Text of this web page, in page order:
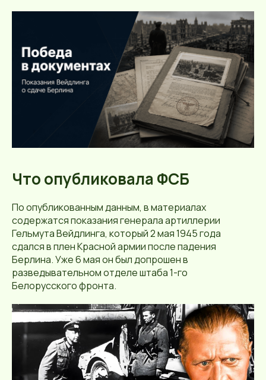
Что опубликовала ФСБ
По опубликованным данным, в материалах
содержатся показания генерала артиллерии
Гельмута Вейдлинга, который 2 мая 1945 года
сдался в плен Красной армии после падения
Берлина. Уже 6 мая он был допрошен в
разведывательном отделе штаба 1-го
Белорусского фронта.